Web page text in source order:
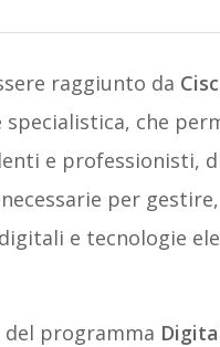
raggiunto da
che
e professionisti,
necessarie per
e tecnologie
del programma